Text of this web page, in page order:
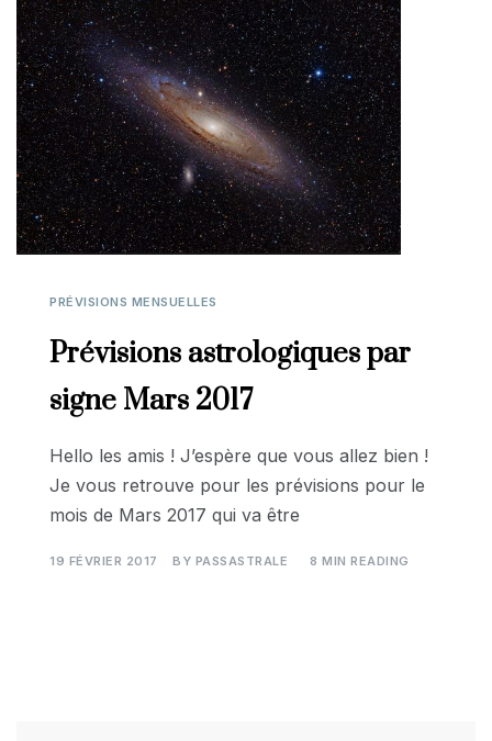
PRÉVISIONS MENSUELLES
Prévisions astrologiques par
signe Mars 2017
Hello les amis ! J’espère que vous allez bien !
Je vous retrouve pour les prévisions pour le
mois de Mars 2017 qui va être
19 FÉVRIER 2017 BY PASSASTRALE 8 MIN READING